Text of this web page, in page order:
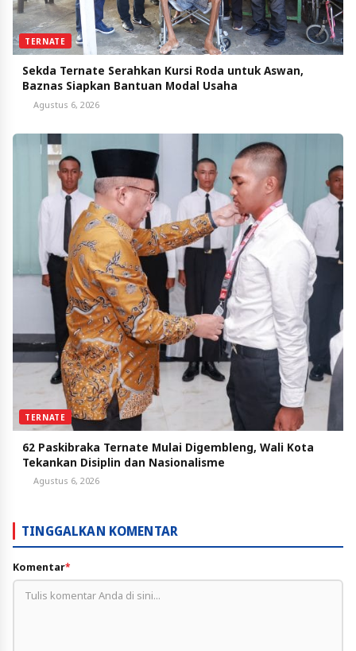
TERNATE
Sekda Ternate Serahkan Kursi Roda untuk Aswan,
Baznas Siapkan Bantuan Modal Usaha
Agustus 6, 2026
TERNATE
62 Paskibraka Ternate Mulai Digembleng, Wali Kota
Tekankan Disiplin dan Nasionalisme
Agustus 6, 2026
TINGGALKAN KOMENTAR
Komentar*